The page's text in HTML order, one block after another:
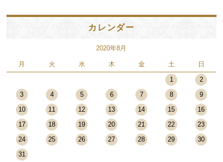
カレンダー
2020年8月
月 火 水 木 金 土 日
1
2
3
4 5 6 7 8
9
10
11 12 13 14 15
16
17
18 19 20 21 22
23
24
25 26 27 28 29
30
31